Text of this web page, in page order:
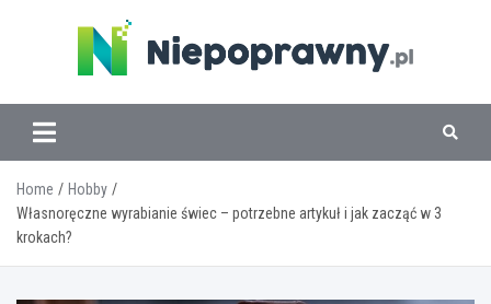
www.niepoprawny.pl
Home
Hobby
Własnoręczne wyrabianie świec – potrzebne artykuł i jak zacząć w 3
krokach?